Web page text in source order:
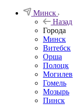
Минск
Назад
Города
Минск
Витебск
Орша
Полоцк
Могилев
Гомель
Мозырь
Пинск